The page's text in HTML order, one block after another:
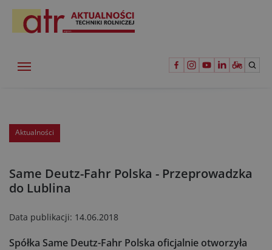
Aktualności
Same Deutz-Fahr Polska - Przeprowadzka
do Lublina
Data publikacji: 14.06.2018
Spółka Same Deutz-Fahr Polska oficjalnie otworzyła